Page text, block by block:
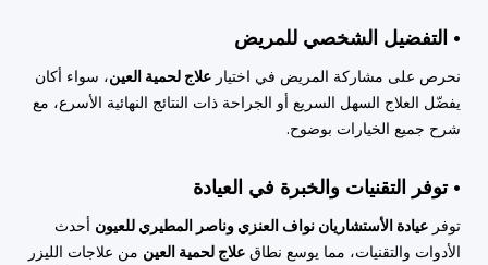
• التفضيل الشخصي للمريض
نحرص على مشاركة المريض في اختيار علاج لحمية العين، سواء أكان
يفضّل العلاج السهل السريع أو الجراحة ذات النتائج النهائية الأسرع، مع
شرح جميع الخيارات بوضوح.
• توفر التقنيات والخبرة في العيادة
توفر عيادة الأستشاريان نواف العنزي وناصر المطيري للعيون أحدث
الأدوات والتقنيات، مما يوسع نطاق علاج لحمية العين من علاجات الليزر